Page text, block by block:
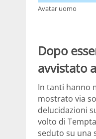
Avatar uomo
Dopo
avvistato
In tanti hanno
mostrato via
delucidazioni
volto di
seduto su una